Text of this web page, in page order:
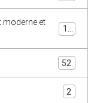
moderne et
10
52
2